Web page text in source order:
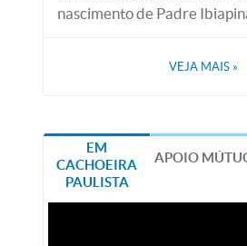
nascimento de Padre
VEJA MAIS »
EM
CACHOEIRA
PAULISTA
APOIO